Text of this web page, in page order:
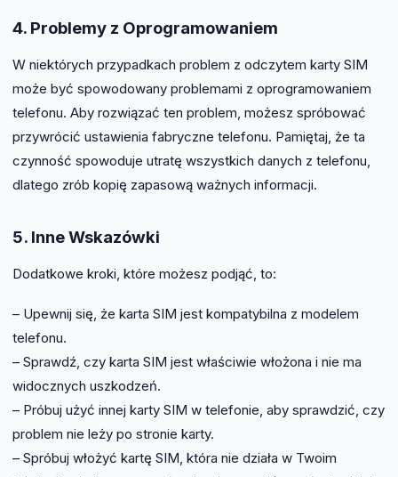
4. Problemy z Oprogramowaniem
W niektórych przypadkach problem z odczytem karty SIM
może być spowodowany problemami z oprogramowaniem
telefonu. Aby rozwiązać ten problem, możesz spróbować
przywrócić ustawienia fabryczne telefonu. Pamiętaj, że ta
czynność spowoduje utratę wszystkich danych z telefonu,
dlatego zrób kopię zapasową ważnych informacji.
5. Inne Wskazówki
Dodatkowe kroki, które możesz podjąć, to:
– Upewnij się, że karta SIM jest kompatybilna z modelem
telefonu.
– Sprawdź, czy karta SIM jest właściwie włożona i nie ma
widocznych uszkodzeń.
– Próbuj użyć innej karty SIM w telefonie, aby sprawdzić, czy
problem nie leży po stronie karty.
– Spróbuj włożyć kartę SIM, która nie działa w Twoim